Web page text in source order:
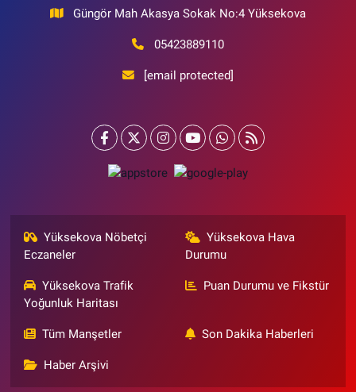
Güngör Mah Akasya Sokak No:4 Yüksekova
05423889110
[email protected]
Yüksekova Nöbetçi
Eczaneler
Yüksekova Hava
Durumu
Yüksekova Trafik
Yoğunluk Haritası
Puan Durumu ve Fikstür
Tüm Manşetler Son Dakika Haberleri
Haber Arşivi